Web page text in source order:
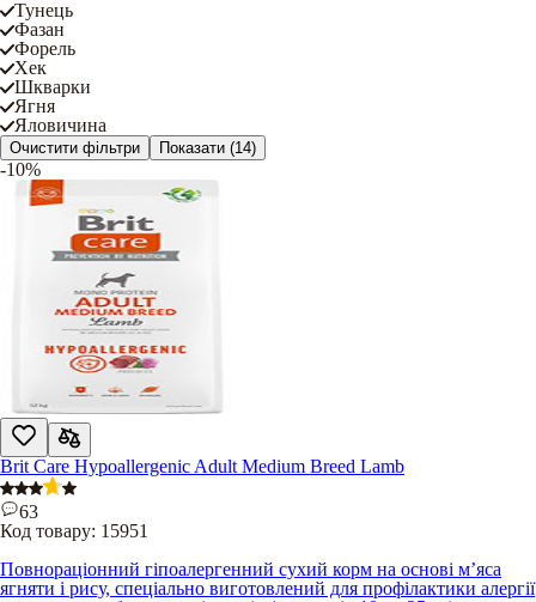
Тунець
Фазан
Форель
Хек
Шкварки
Ягня
Яловичина
Очистити фільтри Показати (14)
-10%
Brit Care Hypoallergenic Adult Medium Breed Lamb
63
Код товару: 15951
Повнораціонний гіпоалергенний сухий корм на основі м’яса
ягняти і рису, спеціально виготовлений для профілактики алергії